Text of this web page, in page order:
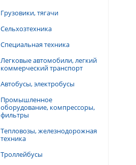
Грузовики, тягачи
Сельхозтехника
Специальная техника
Легковые автомобили, легкий
коммерческий транспорт
Автобусы, электробусы
Промышленное
оборудование, компрессоры,
фильтры
Тепловозы, железнодорожная
техника
Троллейбусы